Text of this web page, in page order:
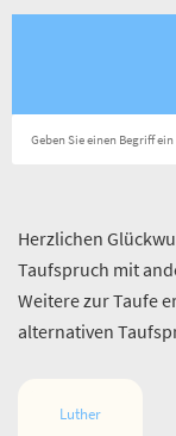
Herzlichen
Taufspruch mit
Weitere zur Taufe
alternativen
Luther